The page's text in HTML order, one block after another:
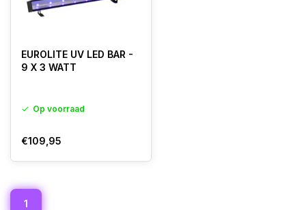
EUROLITE UV LED BAR -
9 X 3 WATT
Op voorraad
€109,95
1